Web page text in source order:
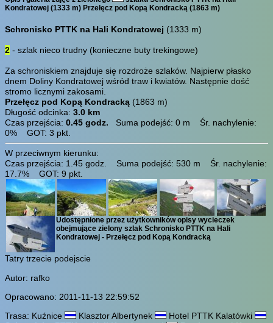
Kondratowej (1333 m) Przełęcz pod Kopą Kondracką (1863 m)
Schronisko PTTK na Hali Kondratowej (1333 m)
2 - szlak nieco trudny (konieczne buty trekingowe)
Za schroniskiem znajduje się rozdroże szlaków. Najpierw płasko
dnem Doliny Kondratowej wśród traw i kwiatów. Następnie dość
stromo licznymi zakosami.
Przełęcz pod Kopą Kondracką (1863 m)
Długość odcinka: 3.0 km
Czas przejścia: 0.45 godz. Suma podejść: 0 m Śr. nachylenie:
0% GOT: 3 pkt.
W przeciwnym kierunku:
Czas przejścia: 1.45 godz. Suma podejść: 530 m Śr. nachylenie:
17.7% GOT: 9 pkt.
Udostępnione przez użytkowników opisy wycieczek
obejmujące zielony szlak Schronisko PTTK na Hali
Kondratowej - Przełęcz pod Kopą Kondracką
Tatry trzecie podejscie
Autor: rafko
Opracowano: 2011-11-13 22:59:52
Trasa: Kuźnice
Klasztor Albertynek
Hotel PTTK Kalatówki